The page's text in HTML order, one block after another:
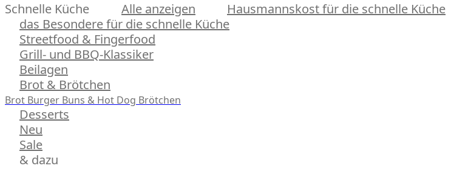
Schnelle Küche Alle anzeigen
Hausmannskost für die schnelle Küche
das Besondere für die schnelle Küche
Streetfood & Fingerfood
Grill- und BBQ-Klassiker
Beilagen
Brot & Brötchen
Brot Burger Buns & Hot Dog Brötchen
Desserts
Neu
Sale
& dazu